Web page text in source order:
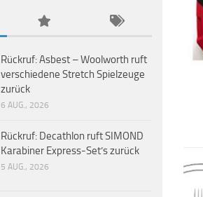
Rückruf: Asbest – Woolworth ruft
verschiedene Stretch Spielzeuge
zurück
6 AUG., 2026
Rückruf: Decathlon ruft SIMOND
Karabiner Express-Set’s zurück
5 AUG., 2026